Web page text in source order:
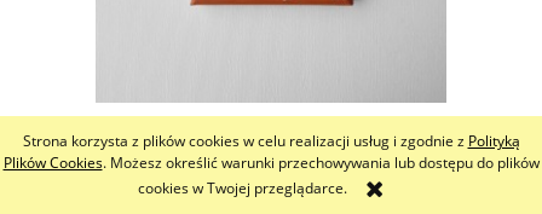
Strona korzysta z plików cookies w celu realizacji usług i zgodnie z Polityką
Plików Cookies. Możesz określić warunki przechowywania lub dostępu do plików
cookies w Twojej przeglądarce.
MAJA RG 26 - SPRZEDANY
300,00 zł